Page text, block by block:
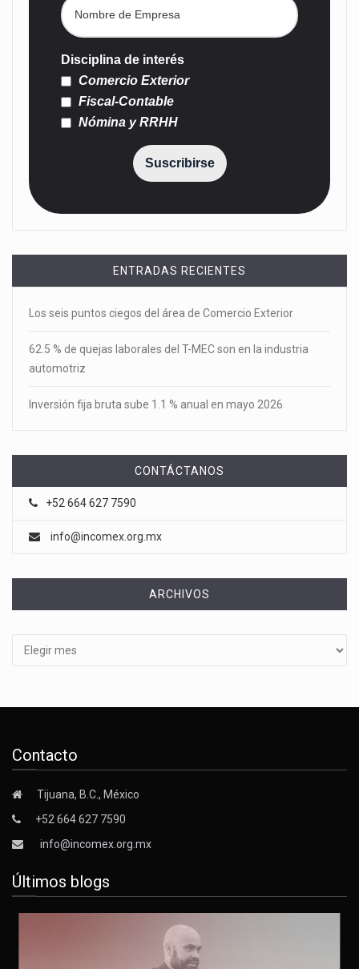
Disciplina de interés
Comercio Exterior
Fiscal-Contable
Nómina y RRHH
Suscribirse
ENTRADAS RECIENTES
Los seis puntos ciegos del área de Comercio Exterior
62.5 % de quejas laborales del T-MEC son en la industria
automotriz
Inversión fija bruta sube 1.1 % anual en mayo 2026
CONTÁCTANOS
+52 664 627 7590
info@incomex.org.mx
ARCHIVOS
Contacto
Tijuana, B.C., México
+52 664 627 7590
info@incomex.org.mx
Últimos blogs